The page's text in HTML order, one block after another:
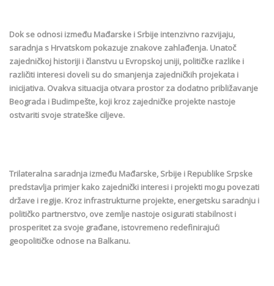
Dok se odnosi između Mađarske i Srbije intenzivno razvijaju,
saradnja s Hrvatskom pokazuje znakove zahlađenja. Unatoč
zajedničkoj historiji i članstvu u Evropskoj uniji, političke razlike i
različiti interesi doveli su do smanjenja zajedničkih projekata i
inicijativa. Ovakva situacija otvara prostor za dodatno približavanje
Beograda i Budimpešte, koji kroz zajedničke projekte nastoje
ostvariti svoje strateške ciljeve.
Trilateralna saradnja između Mađarske, Srbije i Republike Srpske
predstavlja primjer kako zajednički interesi i projekti mogu povezati
države i regije. Kroz infrastrukturne projekte, energetsku saradnju i
političko partnerstvo, ove zemlje nastoje osigurati stabilnost i
prosperitet za svoje građane, istovremeno redefinirajući
geopolitičke odnose na Balkanu.